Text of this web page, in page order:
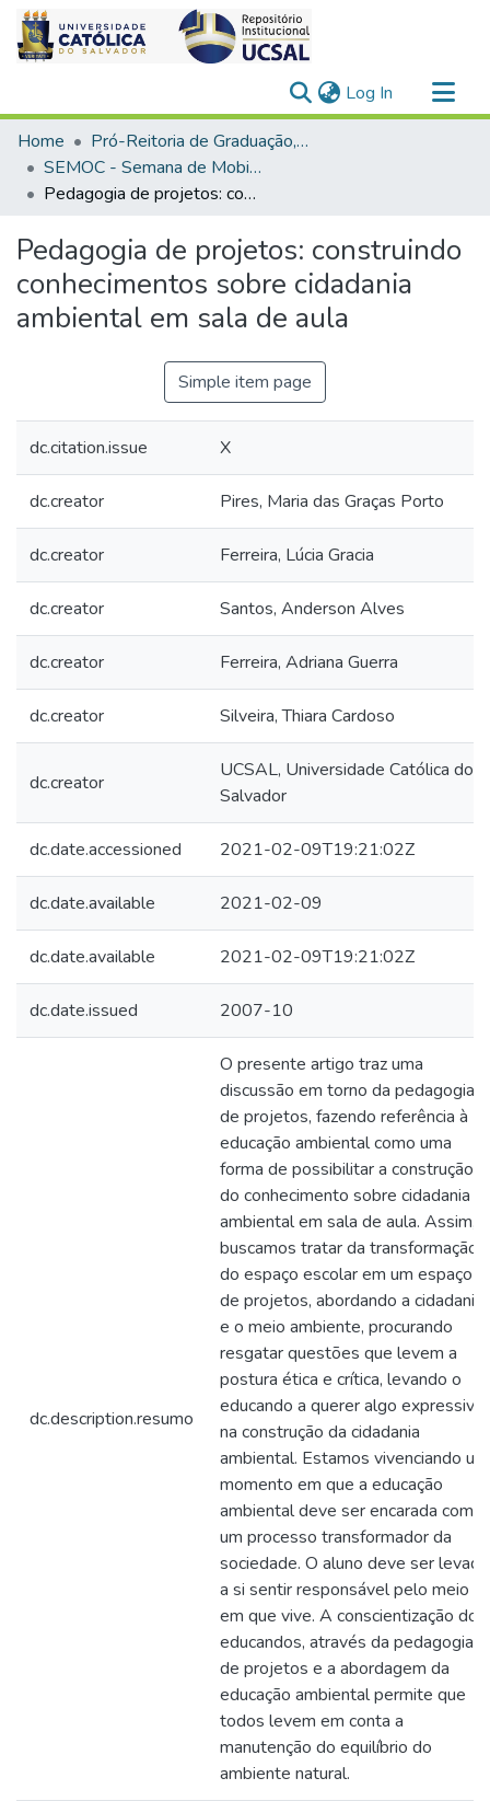
Log In (current)
Communities & Collections
All of DSpace
Statistics
Home
Pró-Reitoria de Graduação, Extensão e Ação Comunitária
SEMOC - Semana de Mobilização Científica
Pedagogia de projetos: construindo conhecimentos sobre cidadania ambiental em sala de aula
Pedagogia de projetos: construindo
conhecimentos sobre cidadania
ambiental em sala de aula
Simple item page
dc.citation.issue X
dc.creator Pires, Maria das Graças Porto
dc.creator Ferreira, Lúcia Gracia
dc.creator Santos, Anderson Alves
dc.creator Ferreira, Adriana Guerra
dc.creator Silveira, Thiara Cardoso
dc.creator
UCSAL, Universidade Católica do
Salvador
dc.date.accessioned 2021-02-09T19:21:02Z
dc.date.available 2021-02-09
dc.date.available 2021-02-09T19:21:02Z
dc.date.issued 2007-10
dc.description.resumo
O presente artigo traz uma
discussão em torno da pedagogia
de projetos, fazendo referência à
educação ambiental como uma
forma de possibilitar a construção
do conhecimento sobre cidadania
ambiental em sala de aula. Assim,
buscamos tratar da transformação
do espaço escolar em um espaço
de projetos, abordando a cidadania
e o meio ambiente, procurando
resgatar questões que levem a
postura ética e crítica, levando o
educando a querer algo expressivo
na construção da cidadania
ambiental. Estamos vivenciando um
momento em que a educação
ambiental deve ser encarada como
um processo transformador da
sociedade. O aluno deve ser levado
a si sentir responsável pelo meio
em que vive. A conscientização dos
educandos, através da pedagogia
de projetos e a abordagem da
educação ambiental permite que
todos levem em conta a
manutenção do equilíbrio do
ambiente natural.